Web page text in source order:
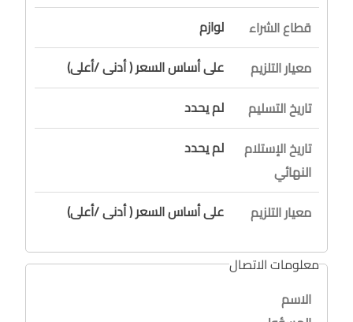
قطاع الشراء
لوازم
معيار التلزيم
على أساس السعر ( أدنى /أعلى)
تاريخ التسليم
لم يحدد
تاريخ الإستلام
النهائي
لم يحدد
معيار التلزيم على أساس السعر ( أدنى /أعلى)
معلومات الاتصال
الاسم